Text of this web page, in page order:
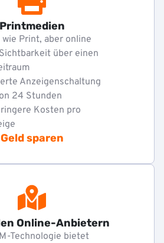
Printmedien
Print, aber online
über einen
Anzeigenschaltung
24 Stunden
Kosten pro
Geld sparen
Online-Anbietern
Technologie bietet